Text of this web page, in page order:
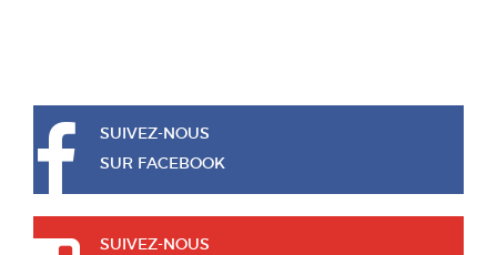
SUIVEZ-NOUS
SUR FACEBOOK
SUIVEZ-NOUS